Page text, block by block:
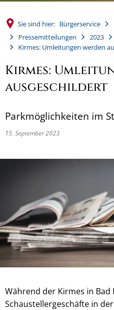
Sie sind hier: Bürgerservice
Pressemitteilungen
2023
Kirmes: Umleitungen werden
Kirmes:
ausgeschildert
Parkmöglichkeiten im
15. September 2023
Während der Kirmes in
Schaustellergeschäfte in